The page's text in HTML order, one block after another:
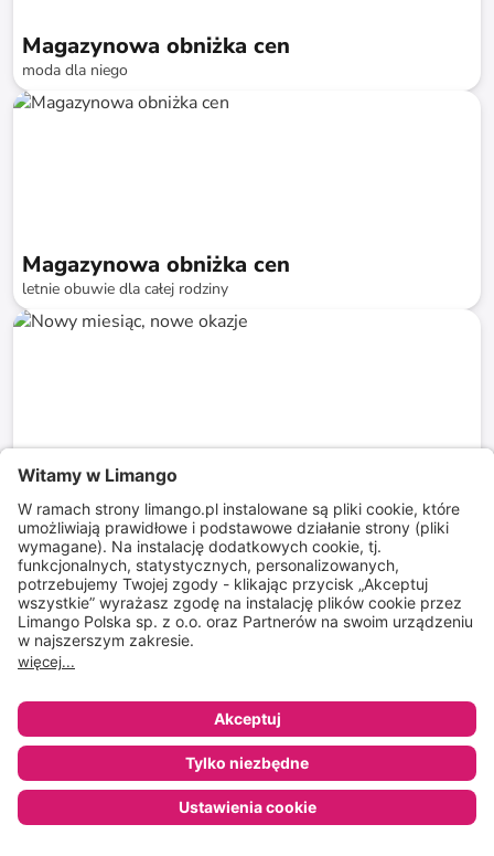
Magazynowa obniżka cen
moda dla niego
do-74%* Szybka dostawa
Magazynowa obniżka cen
letnie obuwie dla całej rodziny
do-74%* Szybka dostawa
Nowy miesiąc, nowe okazje
akcesoria dla całej rodziny do 119 zł
do-85%*
Nowy miesiąc, nowe okazje
letnie stylizacje dla niego do 119zł
Szybka dostawa